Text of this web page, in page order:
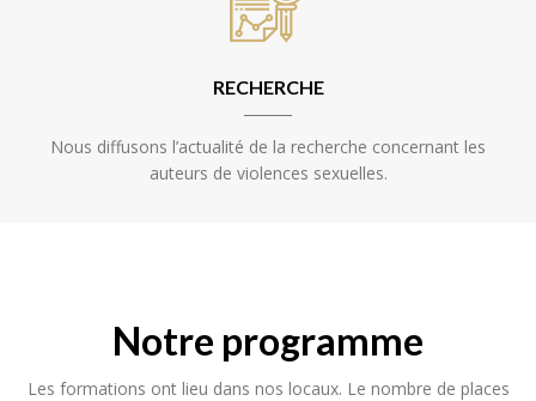
RECHERCHE
Nous diffusons l’actualité de la recherche concernant les
auteurs de violences sexuelles.
Notre programme
Les formations ont lieu dans nos locaux. Le nombre de places